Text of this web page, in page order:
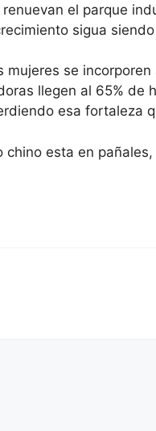
el parque
sigua
se incorporen
llegen al 65% de
esa fortaleza
esta en